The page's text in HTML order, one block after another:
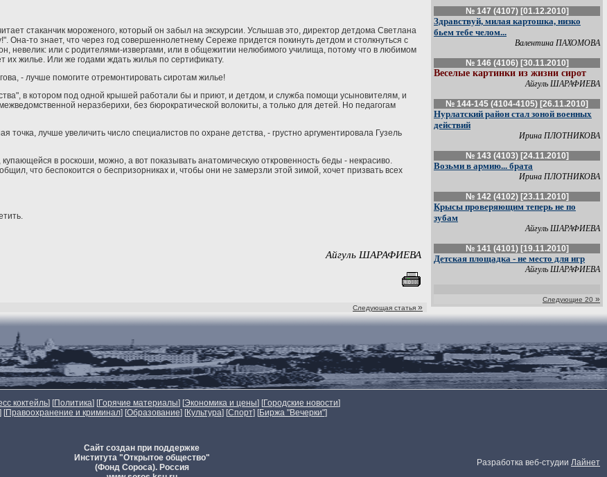
стаканчик мороженого, который он забыл на экскурсии. Услышав это, директор детдома Светлана
Она-то знает, что через год совершеннолетнему Сереже придется покинуть детдом и столкнуться с
невелик: или с родителями-извергами, или в общежитии нелюбимого училища, потому что в любимом
жилье. Или же годами ждать жилья по сертификату.
- лучше помогите отремонтировать сиротам жилье!
в котором под одной крышей работали бы и приют, и детдом, и служба помощи усыновителям, и
неразберихи, без бюрократической волокиты, а только для детей. Но педагогам
лучше увеличить число специалистов по охране детства, - грустно аргументировала Гузель
в роскоши, можно, а вот показывать анатомическую откровенность беды - некрасиво.
что беспокоится о беспризорниках и, чтобы они не замерзли этой зимой, хочет призвать всех
Айгуль ШАРАФИЕВА
Следующая статья »
№ 147 (4107) [01.12.2010]
Здравствуй, милая картошка, низко
бьем тебе челом...
Валентина ПАХОМОВА
№ 146 (4106) [30.11.2010]
Веселые картинки из жизни сирот
Айгуль ШАРАФИЕВА
№ 144-145 (4104-4105) [26.11.2010]
Нурлатский район стал зоной военных
действий
Ирина ПЛОТНИКОВА
№ 143 (4103) [24.11.2010]
Возьми в армию... брата
Ирина ПЛОТНИКОВА
№ 142 (4102) [23.11.2010]
Крысы проверяющим теперь не по
зубам
Айгуль ШАРАФИЕВА
№ 141 (4101) [19.11.2010]
Детская площадка - не место для игр
Айгуль ШАРАФИЕВА
Следующие 20 »
коктейль] [Политика] [Горячие материалы] [Экономика и цены] [Городские новости]
[Правоохранение и криминал] [Образование] [Культура] [Спорт] [Биржа "Вечерки"]
Сайт создан при поддержке
Института "Открытое общество"
(Фонд Сороса). Россия
Разработка веб-студии Лайнет